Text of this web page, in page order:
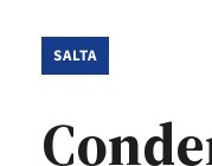
SALTA